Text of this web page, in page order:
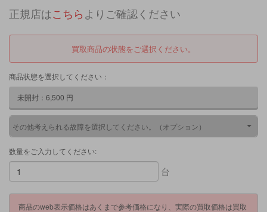
正規店は こちら よりご確認ください
買取商品の状態をご選択ください。
商品状態を選択してください：
未開封： 6,500 円
その他考えられる故障を選択してください。（オプション）
数量をご入力してください:
台
商品のweb表示価格はあくまで参考価格になり、実際の買取価格は買取